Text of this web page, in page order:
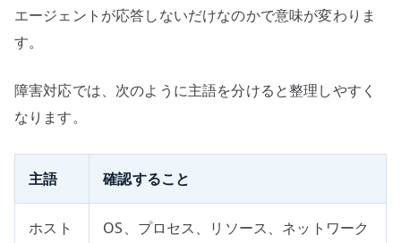
エージェントが応答しないだけなのかで意味が変わりま
す。
障害対応では、次のように主語を分けると整理しやすく
なります。
主語 確認すること
ホスト
OS、プロセス、リソース、ネットワーク